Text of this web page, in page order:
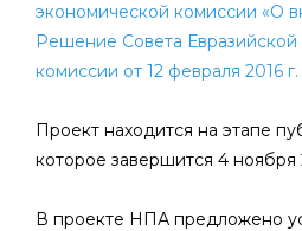
экономической комиссии «О
Решение Совета
комиссии от 12 февраля 2016
Проект находится на этапе
которое завершится 4 ноября
В проекте НПА предложено